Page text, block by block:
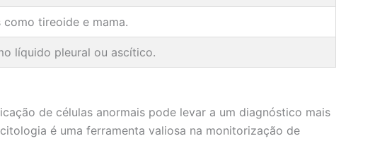
tireoide e mama.
líquido pleural ou ascítico.
de células anormais pode levar a um diagnóstico mais
é uma ferramenta valiosa na monitorização de